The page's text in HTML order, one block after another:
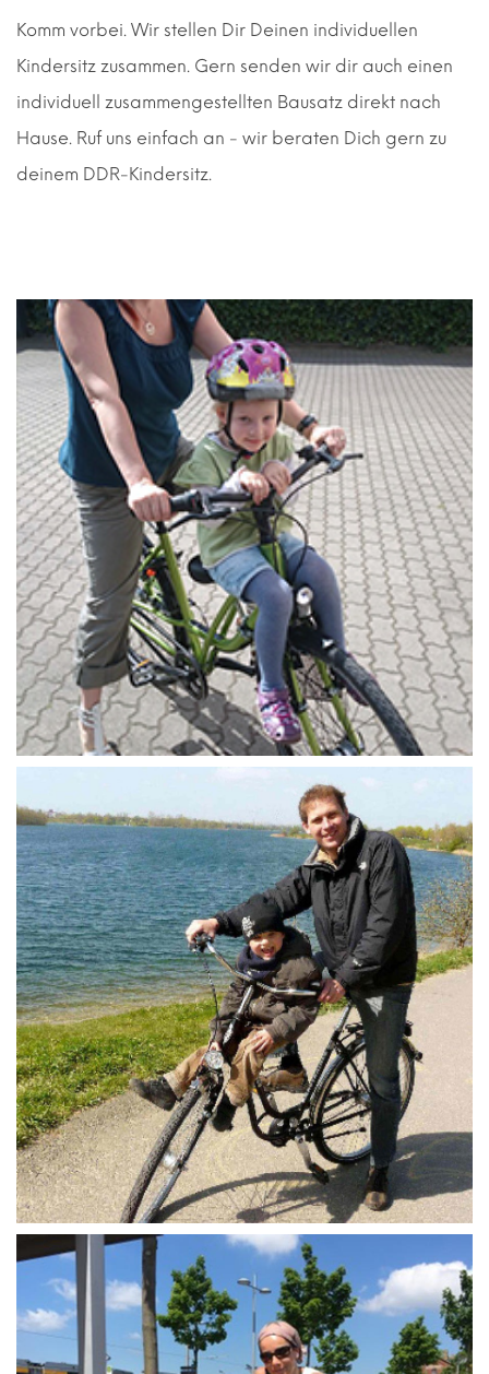
Komm vorbei. Wir stellen Dir Deinen individuellen
Kindersitz zusammen. Gern senden wir dir auch einen
individuell zusammengestellten Bausatz direkt nach
Hause. Ruf uns einfach an - wir beraten Dich gern zu
deinem DDR-Kindersitz.